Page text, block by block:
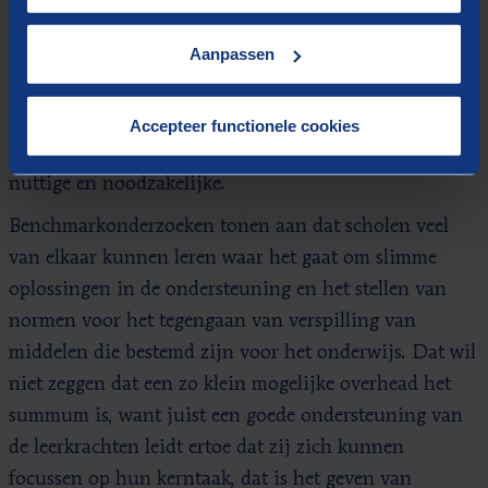
Aanpassen
Accepteer functionele cookies
met matige kwaliteit van de bedrijfsvoering. Een goede
organisatie van een onderwijsinstelling kenmerkt zich
door een focus op het primaire proces en daarbij een
goede aansturing en ondersteuning van dat primaire
proces, waarbij gezocht en gestuurd wordt naar het
nuttige en noodzakelijke.
Benchmarkonderzoeken tonen aan dat scholen veel
van elkaar kunnen leren waar het gaat om slimme
oplossingen in de ondersteuning en het stellen van
normen voor het tegengaan van verspilling van
middelen die bestemd zijn voor het onderwijs. Dat wil
niet zeggen dat een zo klein mogelijke overhead het
summum is, want juist een goede ondersteuning van
de leerkrachten leidt ertoe dat zij zich kunnen
focussen op hun kerntaak, dat is het geven van